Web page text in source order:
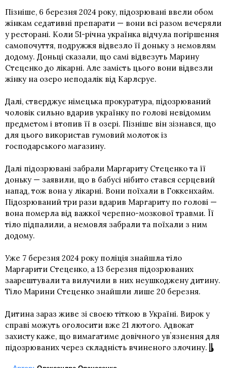
Пізніше, 6 березня 2024 року, підозрювані ввели обом
жінкам седативні препарати — вони всі разом вечеряли
у ресторані. Коли 51-річна українка відчула погіршення
самопочуття, подружжя відвезло її доньку з немовлям
додому. Доньці сказали, що самі відвезуть Марину
Стеценко до лікарні. Але замість цього вони відвезли
жінку на озеро неподалік від Карлсруе.
Далі, стверджує німецька прокуратура, підозрюваний
чоловік сильно вдарив українку по голові невідомим
предметом і втопив її в озері. Пізніше він зізнався, що
для цього використав гумовий молоток із
господарського магазину.
Далі підозрювані забрали Маргариту Стеценко та її
доньку — заявили, що в бабусі нібито стався серцевий
напад, тож вона у лікарні. Вони поїхали в Гоккенхайм.
Підозрюваний три рази вдарив Маргариту по голові —
вона померла від важкої черепно-мозкової травми. Її
тіло підпалили, а немовля забрали та поїхали з ним
додому.
Уже 7 березня 2024 року поліція знайшла тіло
Маргарити Стеценко, а 13 березня підозрюваних
заарештували та вилучили в них неушкоджену дитину.
Тіло Марини Стеценко знайшли лише 20 березня.
Дитина зараз живе зі своєю тіткою в Україні. Вирок у
справі можуть оголосити вже 21 лютого. Адвокат
захисту каже, що вимагатиме довічного увʼязнення для
підозрюваних через складність вчиненого злочину.